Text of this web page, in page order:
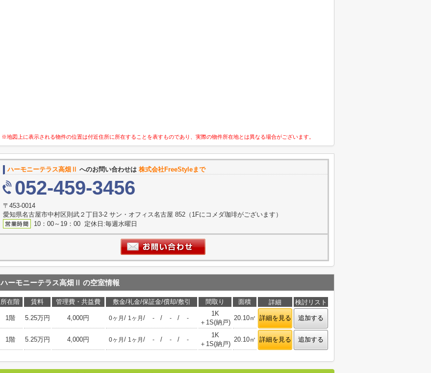
※地図上に表示される物件の位置は付近住所に所在することを表すものであり、実際の物件所在地とは異なる場合がございます。
ハーモニーテラス高畑Ⅱ へのお問い合わせは 株式会社FreeStyleまで
052-459-3456
〒453-0014
愛知県名古屋市中村区則武２丁目3-2 サン・オフィス名古屋 852（1Fにコメダ珈琲がございます）
10：00～19：00 定休日:毎週水曜日
ハーモニーテラス高畑Ⅱ の空室情報
所在階 賃料 管理費・共益費 敷金/礼金/保証金/償却/敷引 間取り 面積 詳細 検討リスト
1階 5.25万円 4,000円 0ヶ月 / 1ヶ月 / - / - / -
1K
＋1S(納戸)
20.10㎡ 詳細を見る 追加する
1階 5.25万円 4,000円 0ヶ月 / 1ヶ月 / - / - / -
1K
＋1S(納戸)
20.10㎡ 詳細を見る 追加する